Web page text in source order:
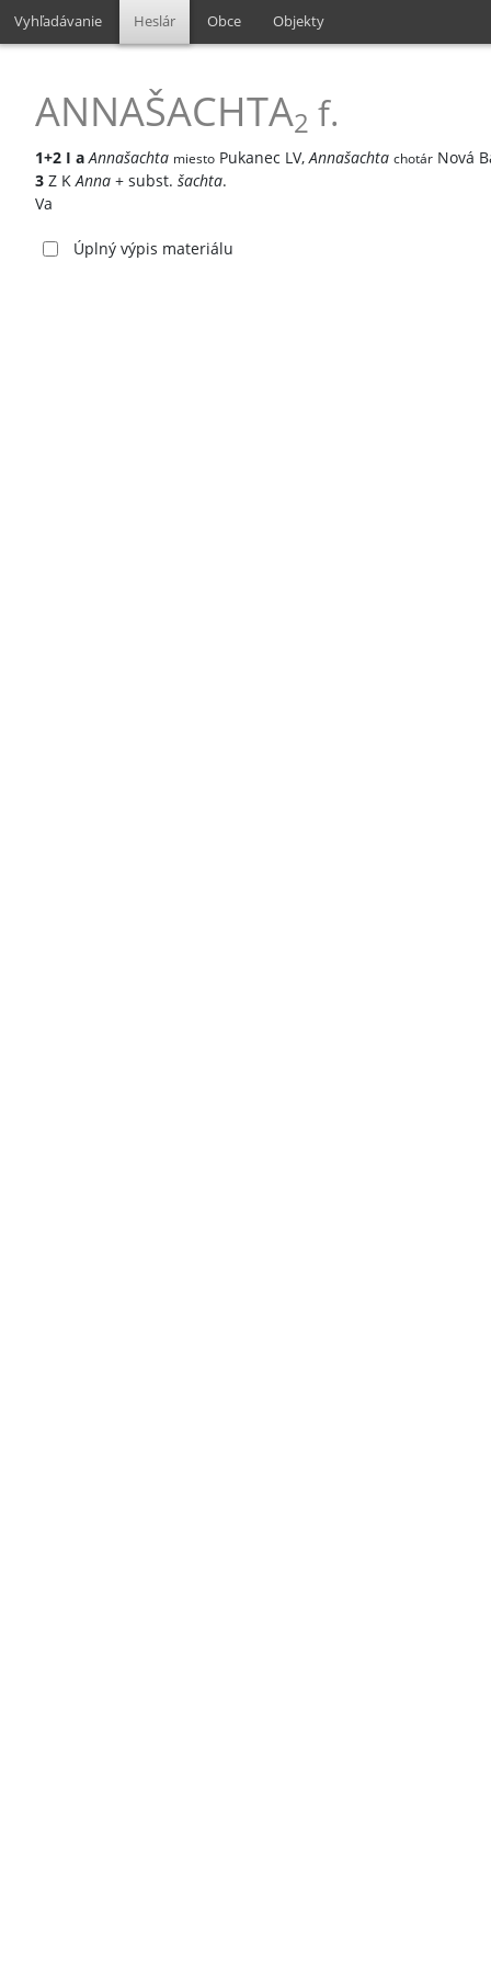
Vyhľadávanie Heslár Obce Objekty
ANNAŠACHTA2 f.
1+2 I a Annašachta miesto Pukanec LV,Annašachta chotár Nová
3 Z KAnna + subst. šachta.
Va
Úplný výpis materiálu